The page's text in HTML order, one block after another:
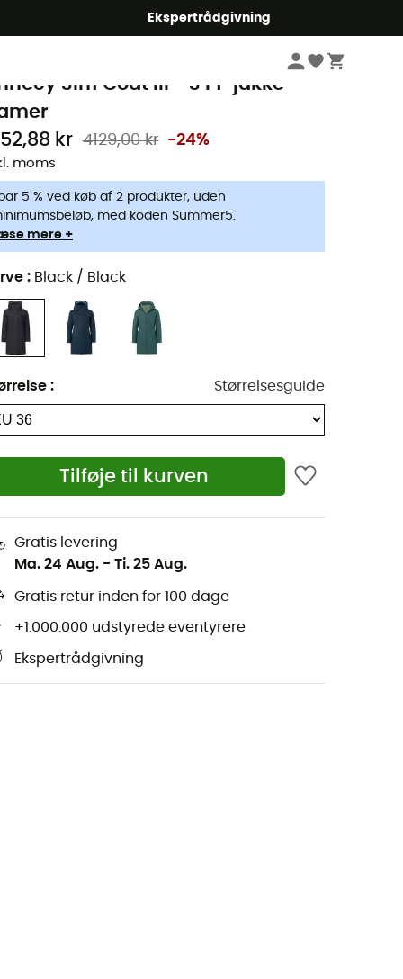
Ekspertrådgivning
3 i 1-jakker damer
3in1 Coat III - 3 i 1-jakke
kr 4129,00 kr -24%
moms
5 % ved køb af 2 produkter, uden
med koden Summer5.
mere +
: Black / Black
: Størrelsesguide
Tilføje til kurven
Gratis levering
Ma. 24 Aug. - Ti. 25 Aug.
Gratis retur inden for 100 dage
+1.000.000 udstyrede eventyrere
Ekspertrådgivning